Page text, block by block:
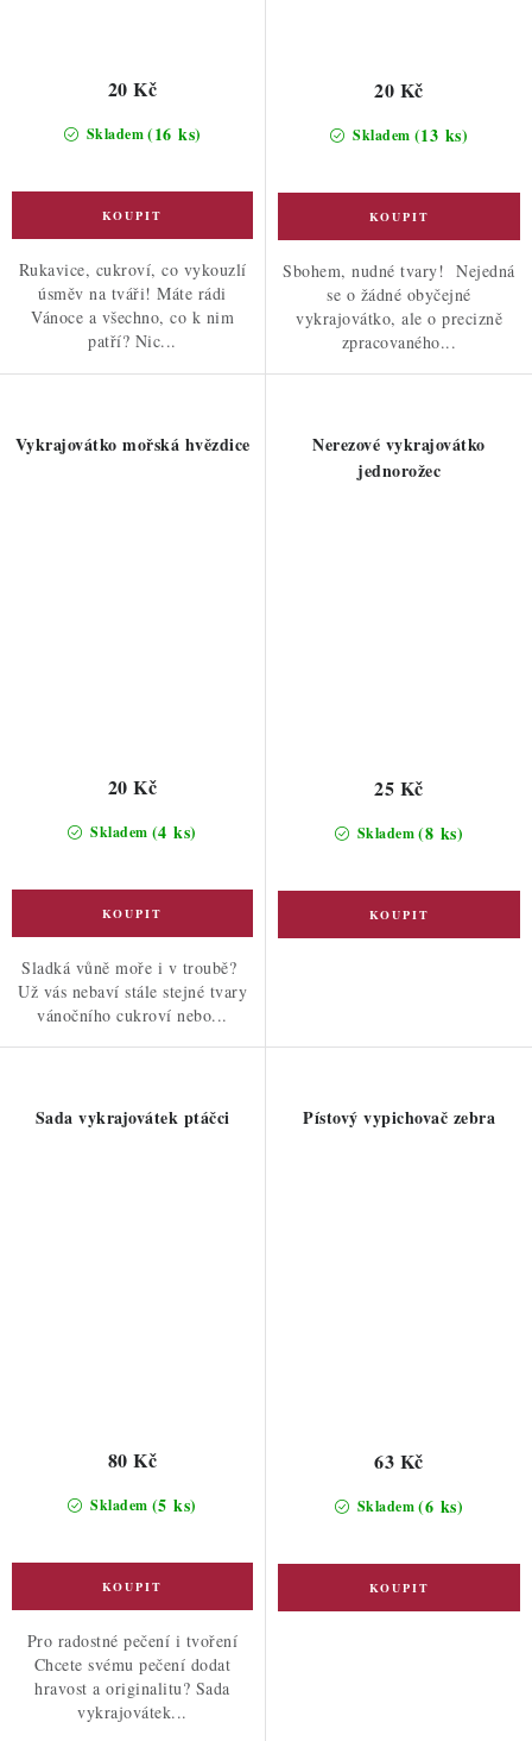
Skladem(16 ks)
20 Kč
Rukavice, cukroví, co vykouzlí
úsměv na tváři! Máte rádi
Vánoce a všechno, co k nim
patří? Nic...
Skladem (13 ks)
20 Kč
Sbohem, nudné tvary! Nejedná
se o žádné obyčejné
vykrajovátko, ale o precizně
zpracovaného...
Vykrajovátko mořská hvězdice
Skladem (4 ks)
20 Kč
Sladká vůně moře i v troubě?
Už vás nebaví stále stejné tvary
vánočního cukroví nebo...
Nerezové vykrajovátko
jednorožec
Skladem(8 ks)
25 Kč
Sada vykrajovátek ptáčci
Skladem (5 ks)
80 Kč
Pro radostné pečení i tvoření
Chcete svému pečení dodat
hravost a originalitu? Sada
vykrajovátek...
Pístový vypichovač zebra
Skladem(6 ks)
63 Kč